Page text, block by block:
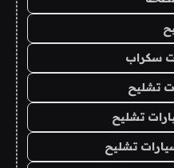
سكراب
تشليح
تشليح
تشليح